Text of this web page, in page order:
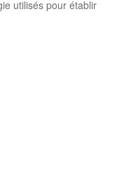
utilisés pour établir